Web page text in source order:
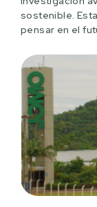
sostenible.
pensar en el